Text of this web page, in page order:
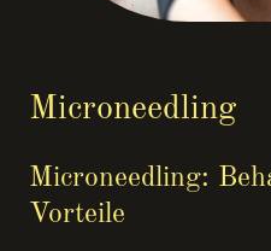
Microneedling
Microneedling:
Vorteile